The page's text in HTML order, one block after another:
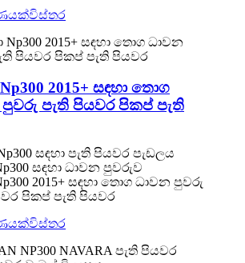
විස්තර
2015+ සඳහා තොග
පැති පියවර පිකප් පැති
සඳහා පැති පියවර පැඩලය
සඳහා ධාවන පුවරුව
2015+ සඳහා තොග ධාවන පුවරු
පිකප් පැති පියවර
විස්තර